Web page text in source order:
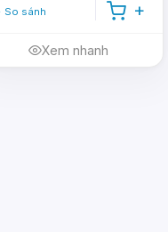
So sánh
Xem nhanh